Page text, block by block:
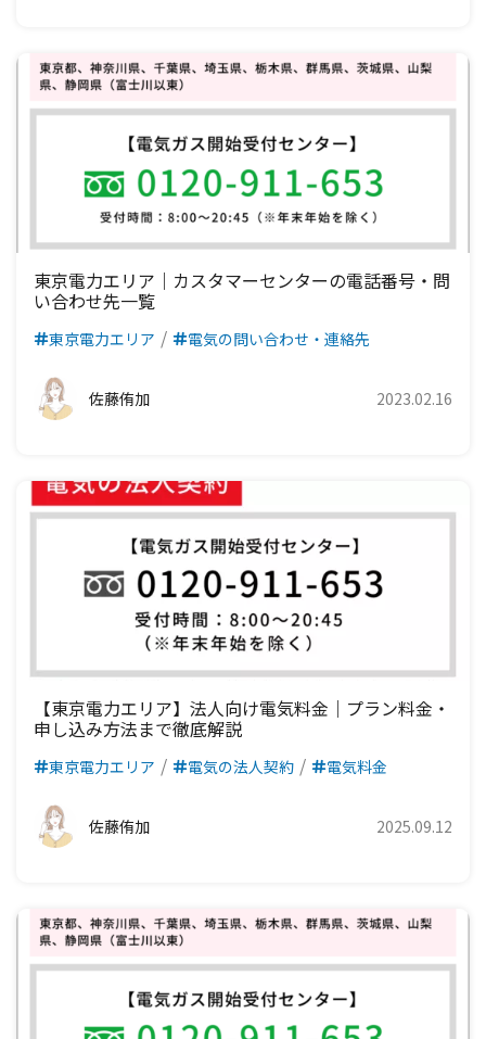
東京電力エリア｜カスタマーセンターの電話番号・問
い合わせ先一覧
東京電力エリア 電気の問い合わせ・連絡先
佐藤侑加 2023.02.16
【東京電力エリア】法人向け電気料金｜プラン料金・
申し込み方法まで徹底解説
東京電力エリア 電気の法人契約 電気料金
佐藤侑加 2025.09.12